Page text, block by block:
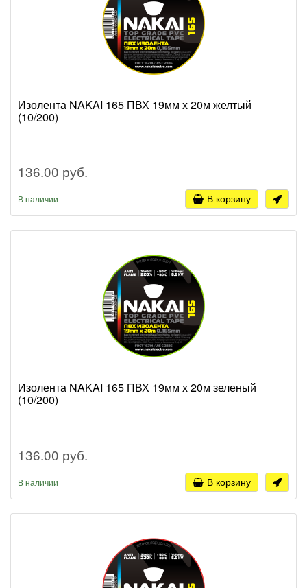
Изолента NAKAI 165 ПВХ 19мм х 20м желтый
(10/200)
136.00 руб.
В наличии В корзину
Изолента NAKAI 165 ПВХ 19мм х 20м зеленый
(10/200)
136.00 руб.
В наличии В корзину